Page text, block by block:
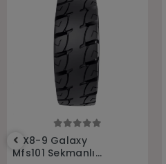
21X8-9 Galaxy
Mfs101 Sekmanlı